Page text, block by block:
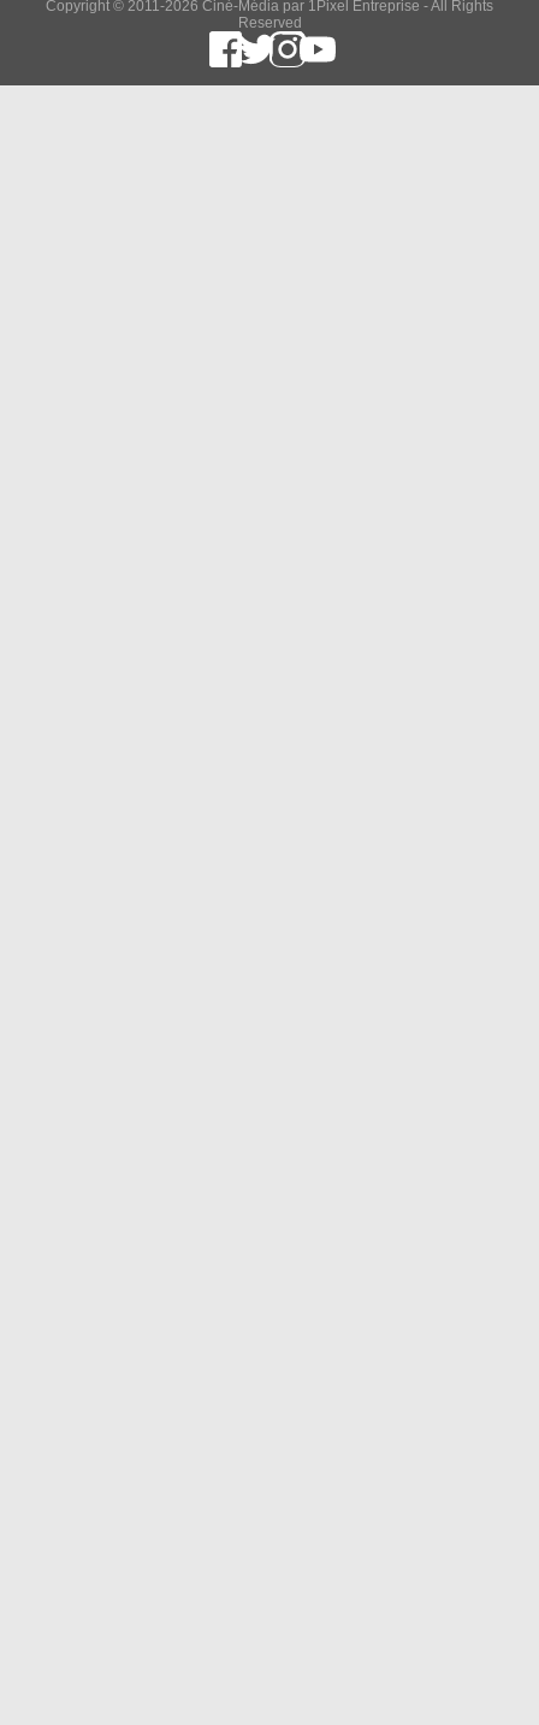
Copyright © 2011-2026 Ciné-Média par 1Pixel Entreprise - All Rights
Reserved